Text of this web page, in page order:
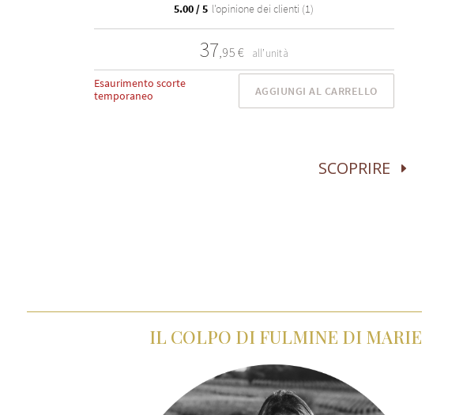
5.00 / 5 l'opinione dei clienti (1)
37 ,95 € all’unità
Esaurimento scorte
temporaneo
AGGIUNGI AL CARRELLO
SCOPRIRE
IL COLPO DI FULMINE DI MARIE